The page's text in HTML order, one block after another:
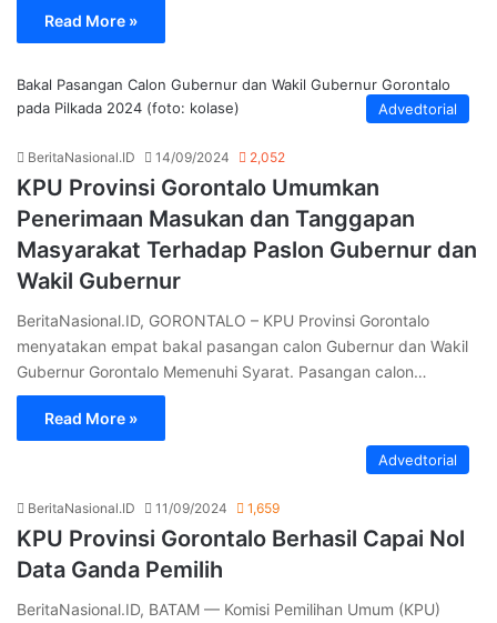
Read More »
Advedtorial
Bakal Pasangan Calon Gubernur dan Wakil Gubernur Gorontalo
pada Pilkada 2024 (foto: kolase)
BeritaNasional.ID 14/09/2024 2,052
KPU Provinsi Gorontalo Umumkan
Penerimaan Masukan dan Tanggapan
Masyarakat Terhadap Paslon Gubernur dan
Wakil Gubernur
BeritaNasional.ID, GORONTALO – KPU Provinsi Gorontalo
menyatakan empat bakal pasangan calon Gubernur dan Wakil
Gubernur Gorontalo Memenuhi Syarat. Pasangan calon…
Read More »
Advedtorial
BeritaNasional.ID 11/09/2024 1,659
KPU Provinsi Gorontalo Berhasil Capai Nol
Data Ganda Pemilih
BeritaNasional.ID, BATAM — Komisi Pemilihan Umum (KPU)